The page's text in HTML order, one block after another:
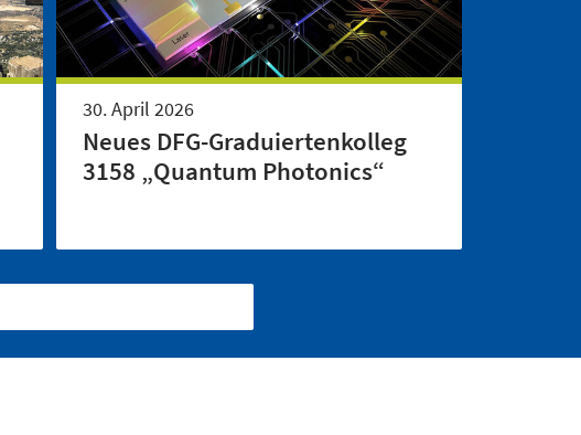
30. April 2026
Neues DFG-Graduiertenkolleg
3158 „Quantum Photonics“